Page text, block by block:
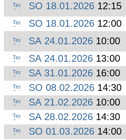
SO 18.01.2026 12:15
SO 18.01.2026 12:00
SA 24.01.2026 10:00
SA 24.01.2026 13:00
SA 31.01.2026 16:00
SO 08.02.2026 14:30
SA 21.02.2026 10:00
SA 28.02.2026 14:30
SO 01.03.2026 14:00